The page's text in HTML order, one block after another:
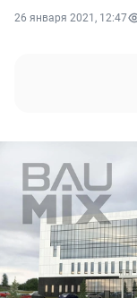
26 января 2021, 12:47